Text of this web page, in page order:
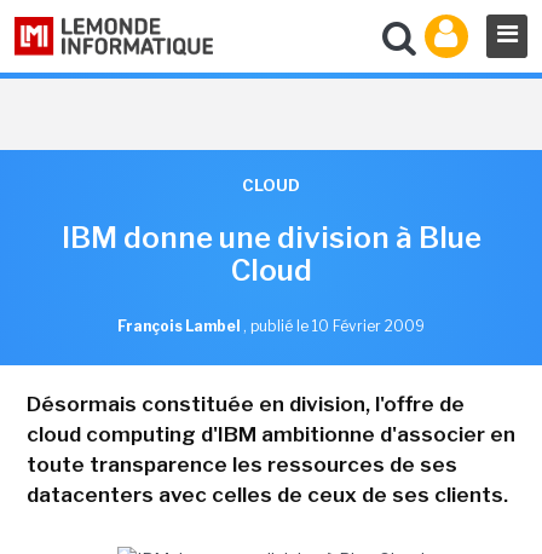
CLOUD
IBM donne une division à Blue
Cloud
François Lambel , publié le 10 Février 2009
Désormais constituée en division, l'offre de
cloud computing d'IBM ambitionne d'associer en
toute transparence les ressources de ses
datacenters avec celles de ceux de ses clients.